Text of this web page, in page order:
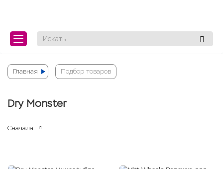
Главная Подбор товаров
Dry Monster
Сначала: